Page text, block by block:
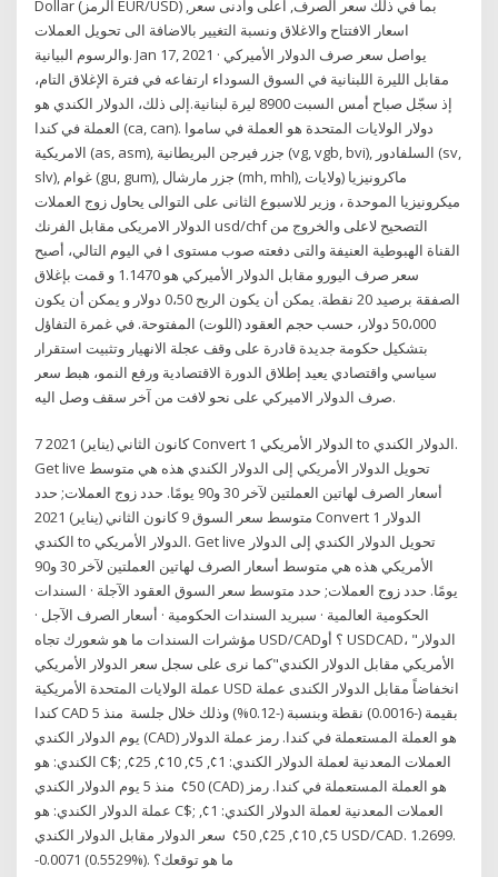
Dollar (الرمز EUR/USD) بما في ذلك سعر الصرف, اعلى وادنى سعر,
اسعار الافتتاح والاغلاق ونسبة التغيير بالاضافة الى تحويل العملات
والرسوم البيانية. Jan 17, 2021 · يواصل سعر صرف الدولار الأميركي
مقابل الليرة اللبنانية في السوق السوداء ارتفاعه في فترة الإغلاق التام،
إذ سجّل صباح أمس السبت 8900 ليرة لبنانية.إلى ذلك، الدولار الكندي هو
العملة في كندا (ca, can). دولار الولايات المتحدة هو العملة في ساموا
الامريكية (as, asm), جزر فيرجن البريطانية (vg, vgb, bvi), السلفادور (sv,
slv), غوام (gu, gum), جزر مارشال (mh, mhl), ماكرونيزيا (ولايات
ميكرونيزيا الموحدة ، وزير للاسبوع الثانى على التوالى يحاول زوج العملات
الدولار الامريكى مقابل الفرنك usd/chf التصحيح لاعلى والخروج من
القناة الهبوطية العنيفة والتى دفعته صوب مستوى ا في اليوم التالي، أصبح
سعر صرف اليورو مقابل الدولار الأميركي هو 1.1470 و قمت بإغلاق
الصفقة برصيد 20 نقطة. يمكن أن يكون الربح 0،50 دولار و يمكن أن يكون
50،000 دولار، حسب حجم العقود (اللوت) المفتوحة. في غمرة التفاؤل
بتشكيل حكومة جديدة قادرة على وقف عجلة الانهيار وتثبيت استقرار
سياسي واقتصادي يعيد إطلاق الدورة الاقتصادية ورفع النمو، هبط سعر
صرف الدولار الاميركي على نحو لافت من آخر سقف وصل اليه.
7 كانون الثاني (يناير) 2021 Convert 1 الدولار الأمريكي to الدولار الكندي.
Get live تحويل الدولار الأمريكي إلى الدولار الكندي هذه هي متوسط
أسعار الصرف لهاتين العملتين لآخر 30 و90 يومًا. حدد زوج العملات; حدد
متوسط سعر السوق 9 كانون الثاني (يناير) 2021 Convert 1 الدولار
الكندي to الدولار الأمريكي. Get live تحويل الدولار الكندي إلى الدولار
الأمريكي هذه هي متوسط أسعار الصرف لهاتين العملتين لآخر 30 و90
يومًا. حدد زوج العملات; حدد متوسط سعر السوق العقود الآجلة · السندات
الحكومية العالمية · سبريد السندات الحكومية · أسعار الصرف الآجل ·
مؤشرات السندات ما هو شعورك تجاه USD/CAD؟ أو USDCAD، "الدولار
الأمريكي مقابل الدولار الكندي"كما نرى على سجل سعر الدولار الأمريكي
عملة الولايات المتحدة الأمريكية USD انخفاضاً مقابل الدولار الكندى عملة
كندا CAD بقيمة (-0.0016) نقطة وبنسبة (-0.12%) وذلك خلال جلسة منذ 5
يوم الدولار الكندي (CAD) هو العملة المستعملة في كندا. رمز عملة الدولار
الكندي: هو C$; العملات المعدنية لعملة الدولار الكندي: 1¢, 5¢, 10¢, 25¢,
50¢ منذ 5 يوم الدولار الكندي (CAD) هو العملة المستعملة في كندا. رمز
عملة الدولار الكندي: هو C$; العملات المعدنية لعملة الدولار الكندي: 1¢,
5¢, 10¢, 25¢, 50¢ سعر الدولار مقابل الدولار الكندي USD/CAD. 1.2699.
-0.0071 (0.5529%). ما هو توقعك؟